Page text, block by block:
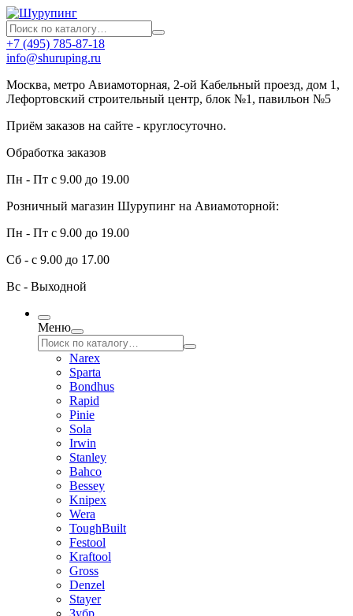
+7 (495) 785-87-18
info@shuruping.ru
Москва, метро Авиамоторная, 2-ой Кабельный проезд, дом 1,
Лефортовский строительный центр, блок №1, павильон №5
Приём заказов на сайте - круглосуточно.
Обработка заказов
Пн - Пт с 9.00 до 19.00
Розничный магазин Шурупинг на Авиамоторной:
Пн - Пт с 9.00 до 19.00
Сб - с 9.00 до 17.00
Вс - Выходной
Меню
Narex
Sparta
Bondhus
Rapid
Pinie
Sola
Irwin
Stanley
Bahco
Bessey
Knipex
Wera
ToughBuilt
Festool
Kraftool
Gross
Denzel
Stayer
Зубр